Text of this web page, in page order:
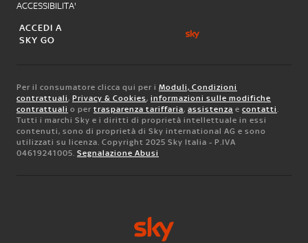
ACCESSIBILITA'
ACCEDI A
SKY GO
Per il consumatore clicca qui per i Moduli, Condizioni
contrattuali, Privacy & Cookies, informazioni sulle modifiche
contrattuali o per trasparenza tariffaria, assistenza e contatti.
Tutti i marchi Sky e i diritti di proprietà intellettuale in essi
contenuti, sono di proprietà di Sky international AG e sono
utilizzati su licenza. Copyright 2025 Sky Italia - P.IVA
04619241005. Segnalazione Abusi